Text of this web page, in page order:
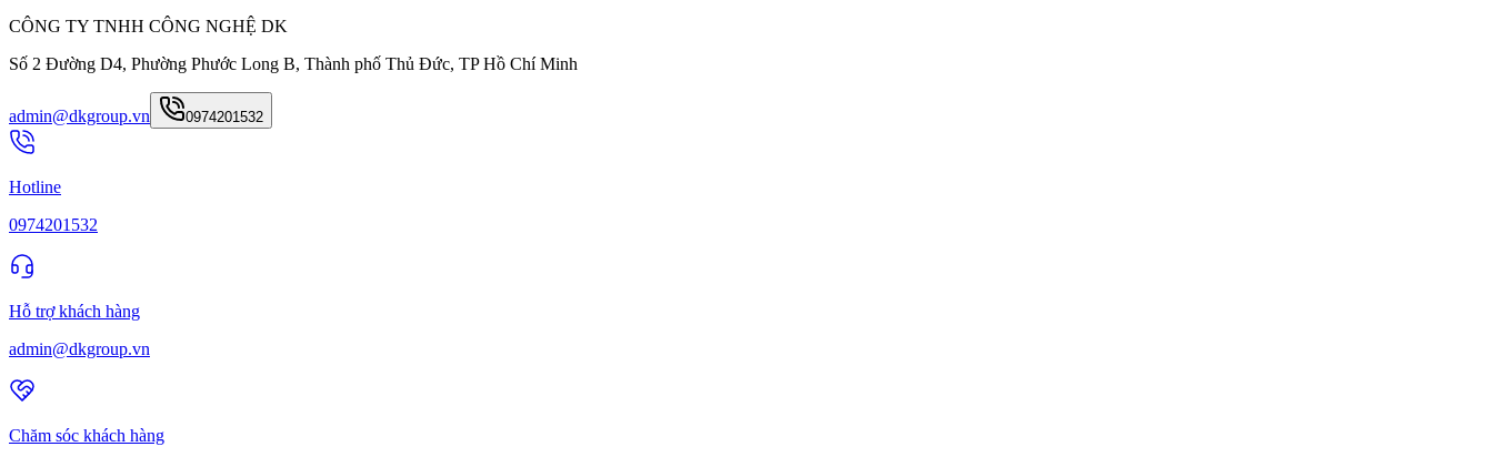
CÔNG TY TNHH CÔNG NGHỆ DK
Số 2 Đường D4, Phường Phước Long B, Thành phố Thủ Đức, TP Hồ Chí Minh
admin@dkgroup.vn 0974201532
Hotline
0974201532
Hỗ trợ khách hàng
admin@dkgroup.vn
Chăm sóc khách hàng